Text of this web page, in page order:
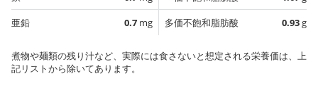
亜鉛
0.7 mg
多価不飽和脂肪酸
0.93g
煮物や麺類の残り汁など、実際には食さないと想定される栄養価は、上
記リストから除いてあります。